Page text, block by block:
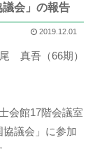
議会」の報告
2019.12.01
真吾（66期）
会館17階会議室
議会」に参加